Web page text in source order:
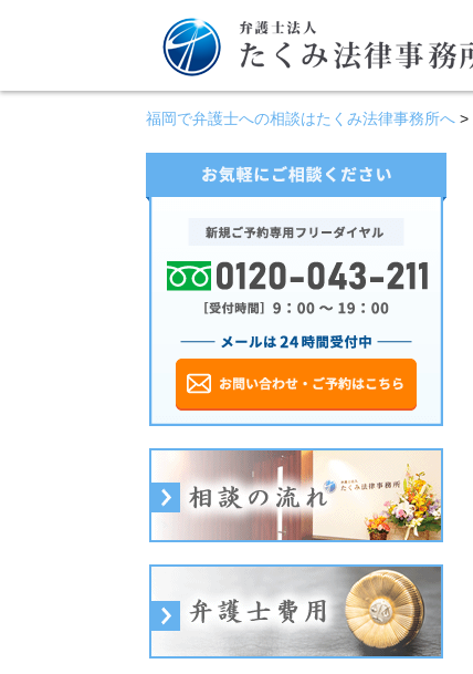
福岡で弁護士への相談はたくみ法律事務所へ >